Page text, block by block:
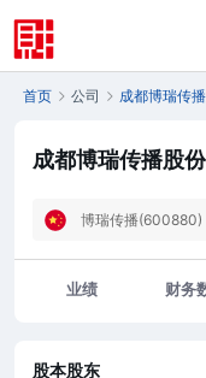
首页 公司 成都博瑞传
成都博瑞传播股
博瑞传播(600880)
业绩 财务
股本股东